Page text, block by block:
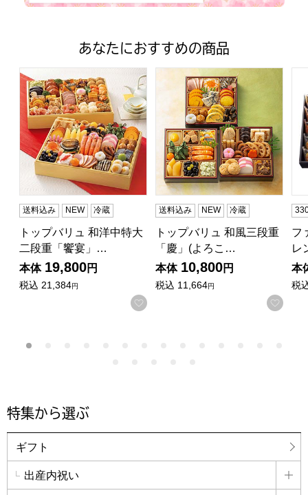
あなたにおすすめの商品
トップバリュ 和洋中特大二段重「饗宴」(きょうえん)【4
送料込み NEW 冷蔵
トップバリュ 和洋中特大
二段重「饗宴」…
本体 19,800円
税込 21,384円
お気に入りに登録する
トップバリュ 和風三段重「
送料込み NEW 冷蔵
トップバリュ 和風三段重
「慶」(よろこ…
本体 10,800円
税込 11,664円
お気
フ
レ
本
税
特集から選ぶ
ギフト
出産内祝い
詳